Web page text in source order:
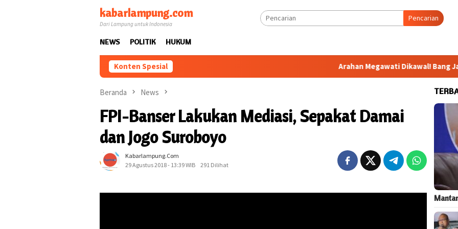
kabarlampung.com
Dari Lampung untuk Indonesia
Pencarian
NEWS POLITIK HUKUM
Konten Spesial Arahan Megawati Dikawal! Bang Jali Bakal
Beranda News
FPI-Banser Lakukan Mediasi, Sepakat Damai
dan Jogo Suroboyo
Kabarlampung.com
29 Agustus 2018 - 13:39 WIB
291 Dilihat